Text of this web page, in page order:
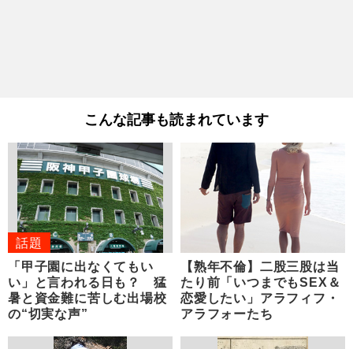
こんな記事も読まれています
話題
「甲子園に出なくてもい
い」と言われる日も？ 猛
暑と資金難に苦しむ出場校
の“切実な声”
【熟年不倫】二股三股は当
たり前「いつまでもSEX＆
恋愛したい」アラフィフ・
アラフォーたち